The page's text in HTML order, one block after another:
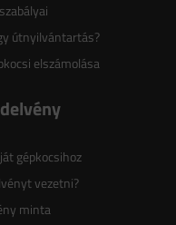
útnyilvántartás?
elszámolása
gépkocsihoz
vezetni?
minta